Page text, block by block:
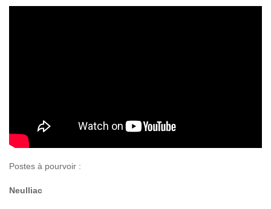
Postes à pourvoir :
Neulliac